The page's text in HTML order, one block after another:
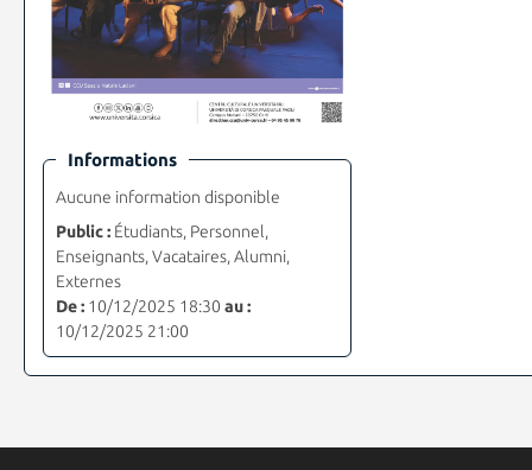
Informations
Aucune information disponible
Public :Étudiants, Personnel,
Enseignants, Vacataires, Alumni,
Externes
De :10/12/2025 18:30 au :
10/12/2025 21:00